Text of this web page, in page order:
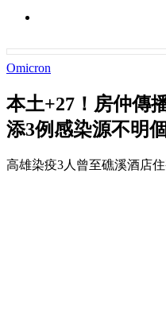
Omicron
本土+27！房仲傳
添3例感染源不明
高雄染疫3人曾至礁溪酒店